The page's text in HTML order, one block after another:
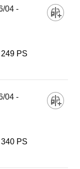
04 -
249 PS
04 -
340 PS